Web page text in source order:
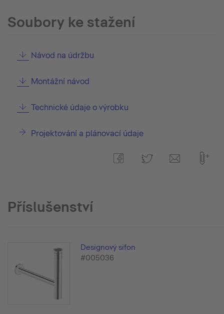
Soubory ke stažení
Návod na údržbu
Montážní návod
Technické údaje o výrobku
Projektování a plánovací údaje
Příslušenství
Designový sifon
#005036